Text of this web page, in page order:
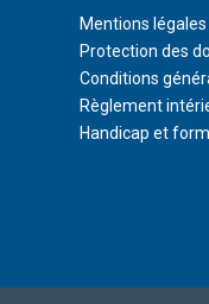
Mentions légales
Protection des
Conditions
Règlement
Handicap et